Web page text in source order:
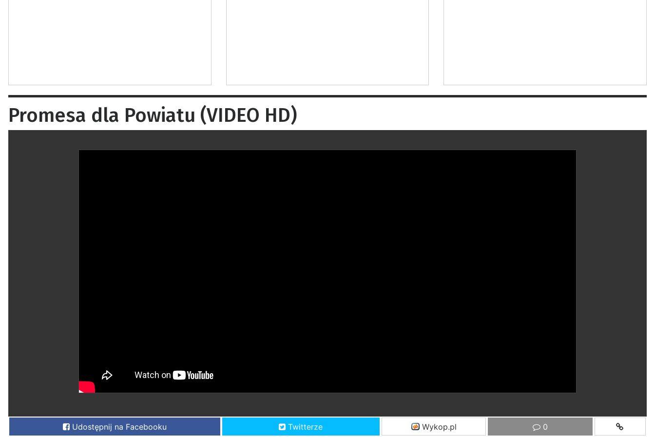
Promesa dla Powiatu (VIDEO HD)
Udostępnij na Facebooku Twitterze Wykop.pl 0